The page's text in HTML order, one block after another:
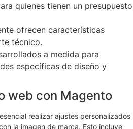
quienes tienen un presupuesto
ofrecen características
técnico.
a medida para
específicas de diseño y
web con Magento
realizar ajustes personalizados
la imagen de marca. Esto incluye